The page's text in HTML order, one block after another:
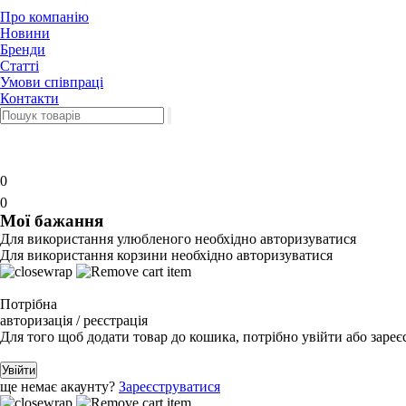
Про компанію
Новини
Бренди
Статті
Умови співпраці
Контакти
0
0
Мої бажання
Для використання улюбленого необхідно авторизуватися
Для використання корзини необхідно авторизуватися
Потрібна
авторизація / реєстрація
Для того щоб додати товар до кошика, потрібно увійти або
Увійти
ще немає акаунту? Зареєструватися